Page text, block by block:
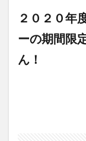
２０２０年
ーの期間限
ん！